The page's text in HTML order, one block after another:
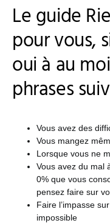
Le guide
pour vous,
oui à au
phrases
Vous avez des
Vous mangez
Lorsque vous ne
Vous avez du mal
0% que vous
pensez faire sur
Faire l’impasse
impossible